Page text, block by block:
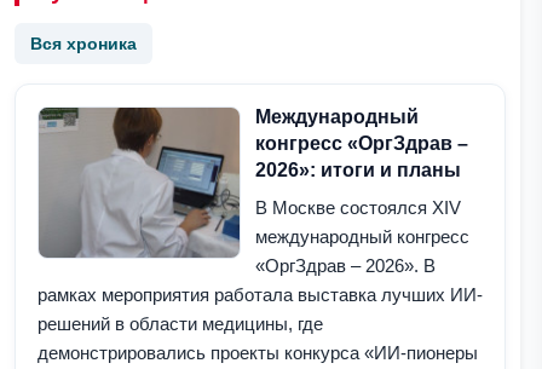
Вся хроника
Международный
конгресс «ОргЗдрав –
2026»: итоги и планы
В Москве состоялся XIV
международный конгресс
«ОргЗдрав – 2026». В
рамках мероприятия работала выставка лучших ИИ-
решений в области медицины, где
демонстрировались проекты конкурса «ИИ-пионеры